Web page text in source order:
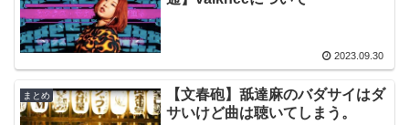
2023.09.30
まとめ
【文春砲】舐達麻のバダサイはダ
サいけど曲は聴いてしまう。